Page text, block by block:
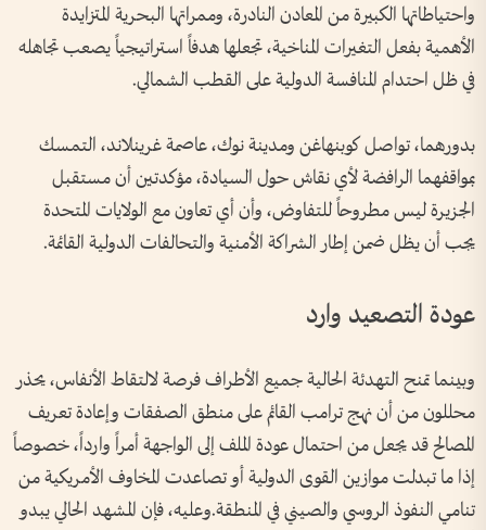
واحتياطاتها الكبيرة من المعادن النادرة، وممراتها البحرية المتزايدة
الأهمية بفعل التغيرات المناخية، تجعلها هدفاً استراتيجياً يصعب تجاهله
في ظل احتدام المنافسة الدولية على القطب الشمالي.
بدورهما، تواصل كوبنهاغن ومدينة نوك، عاصمة غرينلاند، التمسك
بمواقفهما الرافضة لأي نقاش حول السيادة، مؤكدتين أن مستقبل
الجزيرة ليس مطروحاً للتفاوض، وأن أي تعاون مع الولايات المتحدة
يجب أن يظل ضمن إطار الشراكة الأمنية والتحالفات الدولية القائمة.
عودة التصعيد وارد
وبينما تمنح التهدئة الحالية جميع الأطراف فرصة لالتقاط الأنفاس، يحذر
محللون من أن نهج ترامب القائم على منطق الصفقات وإعادة تعريف
المصالح قد يجعل من احتمال عودة الملف إلى الواجهة أمراً وارداً، خصوصاً
إذا ما تبدلت موازين القوى الدولية أو تصاعدت المخاوف الأمريكية من
تنامي النفوذ الروسي والصيني في المنطقة.وعليه، فإن المشهد الحالي يبدو